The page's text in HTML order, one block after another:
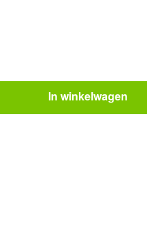
In winkelwagen